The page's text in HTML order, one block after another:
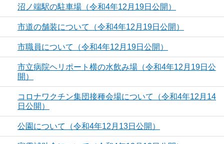
沼ノ端駅の駐車場（令和4年12月19日公開）
市道の舗装について（令和4年12月19日公開）
市職員について（令和4年12月19日公開）
市立病院ヘリポート横の水飲み場（令和4年12月19日公
開）
コロナワクチン集団接種会場について（令和4年12月14
日公開）
公園について（令和4年12月13日公開）